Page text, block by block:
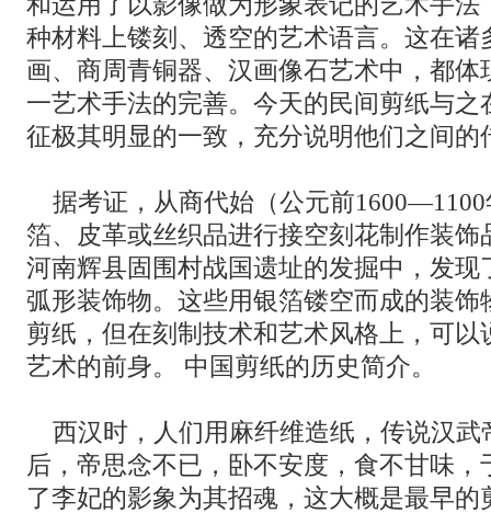
种材料上镂刻、透空的艺术语言。这在诸
画、商周青铜器、汉画像石艺术中，都体
一艺术手法的完善。今天的民间剪纸与之
征极其明显的一致，充分说明他们之间的
据考证，从商代始（公元前1600—1100
箔、皮革或丝织品进行接空刻花制作装饰
河南辉县固围村战国遗址的发掘中，发现
弧形装饰物。这些用银箔镂空而成的装饰
剪纸，但在刻制技术和艺术风格上，可以
艺术的前身。 中国剪纸的历史简介。
西汉时，人们用麻纤维造纸，传说汉武
后，帝思念不已，卧不安度，食不甘味，
了李妃的影象为其招魂，这大概是最早的